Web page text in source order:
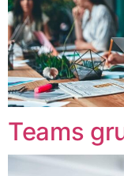
Teams